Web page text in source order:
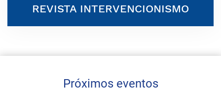
REVISTA INTERVENCIONISMO
Próximos eventos